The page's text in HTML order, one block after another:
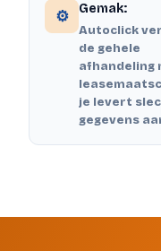
⚙️ Gemak:
Autoclick
de gehele
afhandeling
je levert
gegevens